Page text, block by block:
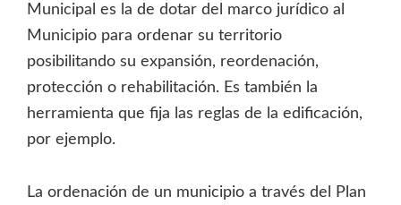
Municipal es la de dotar del marco jurídico al
Municipio para ordenar su territorio
posibilitando su expansión, reordenación,
protección o rehabilitación. Es también la
herramienta que fija las reglas de la edificación,
por ejemplo.
La ordenación de un municipio a través del Plan